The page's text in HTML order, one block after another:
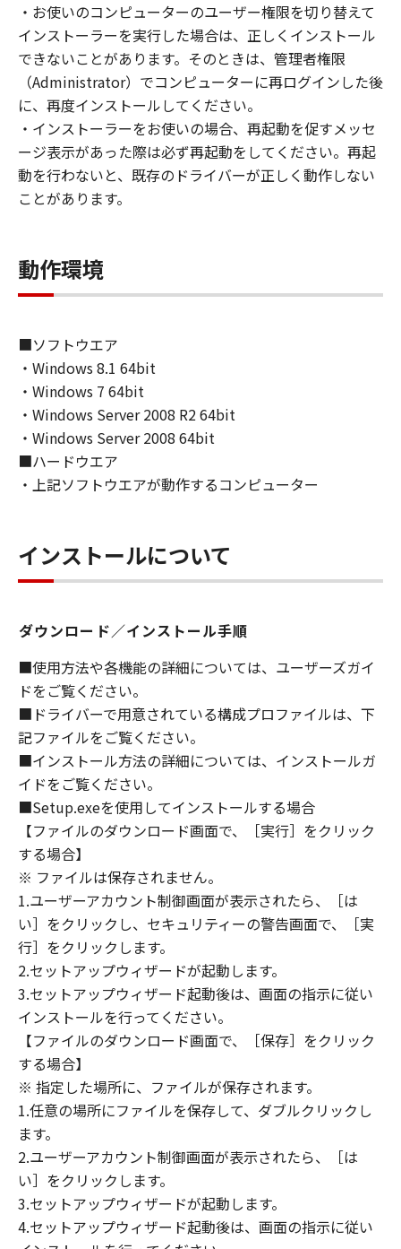
２．制限
(1) お客様は、再使用許諾、譲渡、販売、頒
布、リースもしくは貸与その他の方法により、
第三者に「本ソフトウェア」を使用させること
はできません。
(2) お客様は、「本ソフトウェア」の全部また
は一部を修正、改変、逆コンパイル、逆アセン
ブル、その他リバースエンジニアリング等する
ことはできません。また第三者にこのような行
３．著作権表示
お客様は、「本ソフトウェア」に含まれるキヤ
せん。
４．所有権
「本ソフトウェア」に係る権原および所有権
は、その内容によりキヤノンまたはキヤノンの
ライセンサーに帰属します。
より必要な許可等を得ることなしに、「本ソフ
トウェア」の全部または一部を、直接または間
接に輸出してはなりません。
６．サポートおよびアップデート
らの販売代理店および販売店、並びにキヤノン
のライセンサーは、お客様による「本ソフトウ
ェア」の使用を支援すること、および「本ソフ
トウェア」に対してアップデート、バグの修正
あるいはサポートを行うことについて、いかな
る責任も負うものではありません。
７．保証の否認・免責
(1) 「本ソフトウェア」は、『現状のまま』の
状態で使用許諾されます。キヤノン、キヤノン
のライセンサー、キヤノンの子会社、キヤノン
の関連会社、それらの販売代理店または販売店
のいずれも、「本ソフトウェア」に関して、商
品性および特定の目的への適合性の保証を含
め、いかなる保証も、明示たると黙示たるとを
問わず一切しないものとします。
(2) キヤノン、キヤノンのライセンサー、キヤノ
ンの子会社、キヤノンの関連会社、それらの販
売代理店または販売店のいずれも、「本ソフト
ウェア」の使用または使用不能から生ずるいか
なる損害（逸失利益およびその他の派生的また
全ての損害を言います。）について、適用法で
認められる限り、一切の責任を負わないものと
します。たとえ、キヤノン、キヤノンのライセ
ンサー、キヤノンの子会社、キヤノンの関連会
社、それらの販売代理店または販売店がかかる
・お使いのコンピューターのユーザー権限を切り替えて
インストーラーを実行した場合は、正しくインストール
できないことがあります。そのときは、管理者権限
（Administrator）でコンピューターに再ログインした後
に、再度インストールしてください。
・インストーラーをお使いの場合、再起動を促すメッセ
ージ表示があった際は必ず再起動をしてください。再起
動を行わないと、既存のドライバーが正しく動作しない
ことがあります。
動作環境
■ソフトウエア
・Windows 8.1 64bit
・Windows 7 64bit
・Windows Server 2008 R2 64bit
・Windows Server 2008 64bit
■ハードウエア
・上記ソフトウエアが動作するコンピューター
インストールについて
ダウンロード／インストール手順
■使用方法や各機能の詳細については、ユーザーズガイ
ドをご覧ください。
■ドライバーで用意されている構成プロファイルは、下
記ファイルをご覧ください。
■インストール方法の詳細については、インストールガ
イドをご覧ください。
■Setup.exeを使用してインストールする場合
【ファイルのダウンロード画面で、［実行］をクリック
する場合】
※ ファイルは保存されません。
1.ユーザーアカウント制御画面が表示されたら、［は
い］をクリックし、セキュリティーの警告画面で、［実
行］をクリックします。
2.セットアップウィザードが起動します。
3.セットアップウィザード起動後は、画面の指示に従い
インストールを行ってください。
【ファイルのダウンロード画面で、［保存］をクリック
する場合】
※ 指定した場所に、ファイルが保存されます。
1.任意の場所にファイルを保存して、ダブルクリックし
ます。
2.ユーザーアカウント制御画面が表示されたら、［は
い］をクリックします。
3.セットアップウィザードが起動します。
4.セットアップウィザード起動後は、画面の指示に従い